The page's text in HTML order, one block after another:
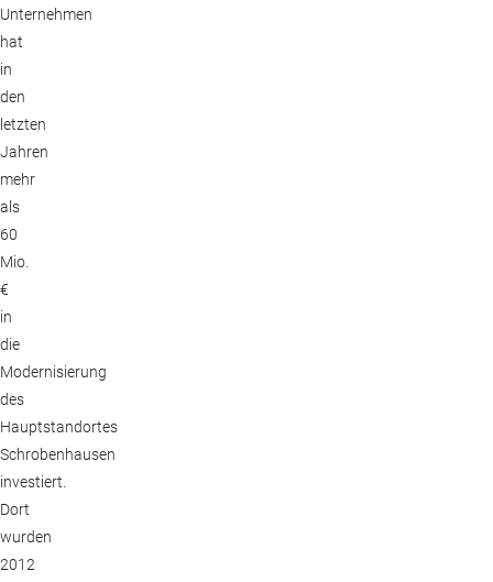
Unternehmen
hat
in
den
letzten
Jahren
mehr
als
60
Mio.
€
in
die
Modernisierung
des
Hauptstandortes
Schrobenhausen
investiert.
Dort
wurden
2012